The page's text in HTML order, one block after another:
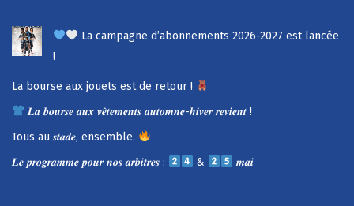
La campagne d’abonnements 2026-2027 est lancée
!
La bourse aux jouets est de retour !
𝑳𝒂 𝒃𝒐𝒖𝒓𝒔𝒆 𝒂𝒖𝒙 𝒗𝒆̂𝒕𝒆𝒎𝒆𝒏𝒕𝒔 𝒂𝒖𝒕𝒐𝒎𝒏𝒆-𝒉𝒊𝒗𝒆𝒓 𝒓𝒆𝒗𝒊𝒆𝒏𝒕 !
Tous au 𝒔𝒕𝒂𝒅𝒆, ensemble.
𝑳𝒆 𝒑𝒓𝒐𝒈𝒓𝒂𝒎𝒎𝒆 𝒑𝒐𝒖𝒓 𝒏𝒐𝒔 𝒂𝒓𝒃𝒊𝒕𝒓𝒆𝒔 :
& 𝒎𝒂𝒊